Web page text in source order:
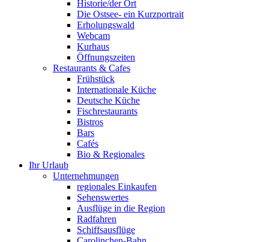
Historie/der Ort
Die Ostsee- ein Kurzportrait
Erholungswald
Webcam
Kurhaus
Öffnungszeiten
Restaurants & Cafes
Frühstück
Internationale Küche
Deutsche Küche
Fischrestaurants
Bistros
Bars
Cafés
Bio & Regionales
Ihr Urlaub
Unternehmungen
regionales Einkaufen
Sehenswertes
Ausflüge in die Region
Radfahren
Schiffsausflüge